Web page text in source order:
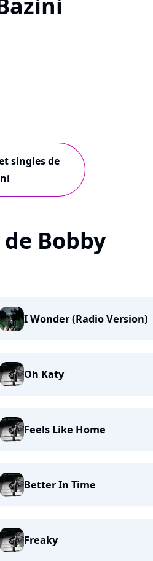
singles de
Bobby
I Wonder (Radio Version)
Oh Katy
Feels Like Home
Better In Time
Freaky